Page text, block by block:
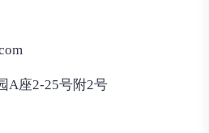
A座2-25号附2号